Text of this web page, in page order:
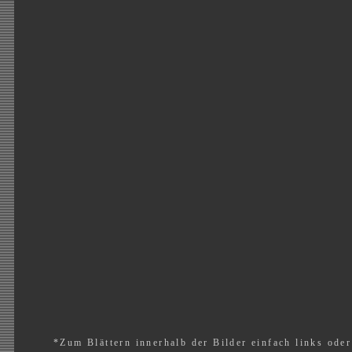
*Zum Blättern innerhalb der Bilder einfach links